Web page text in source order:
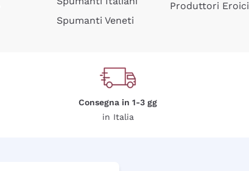
Spumanti Veneti
Produttori Eroici
Consegna in 1-3 gg
in Italia